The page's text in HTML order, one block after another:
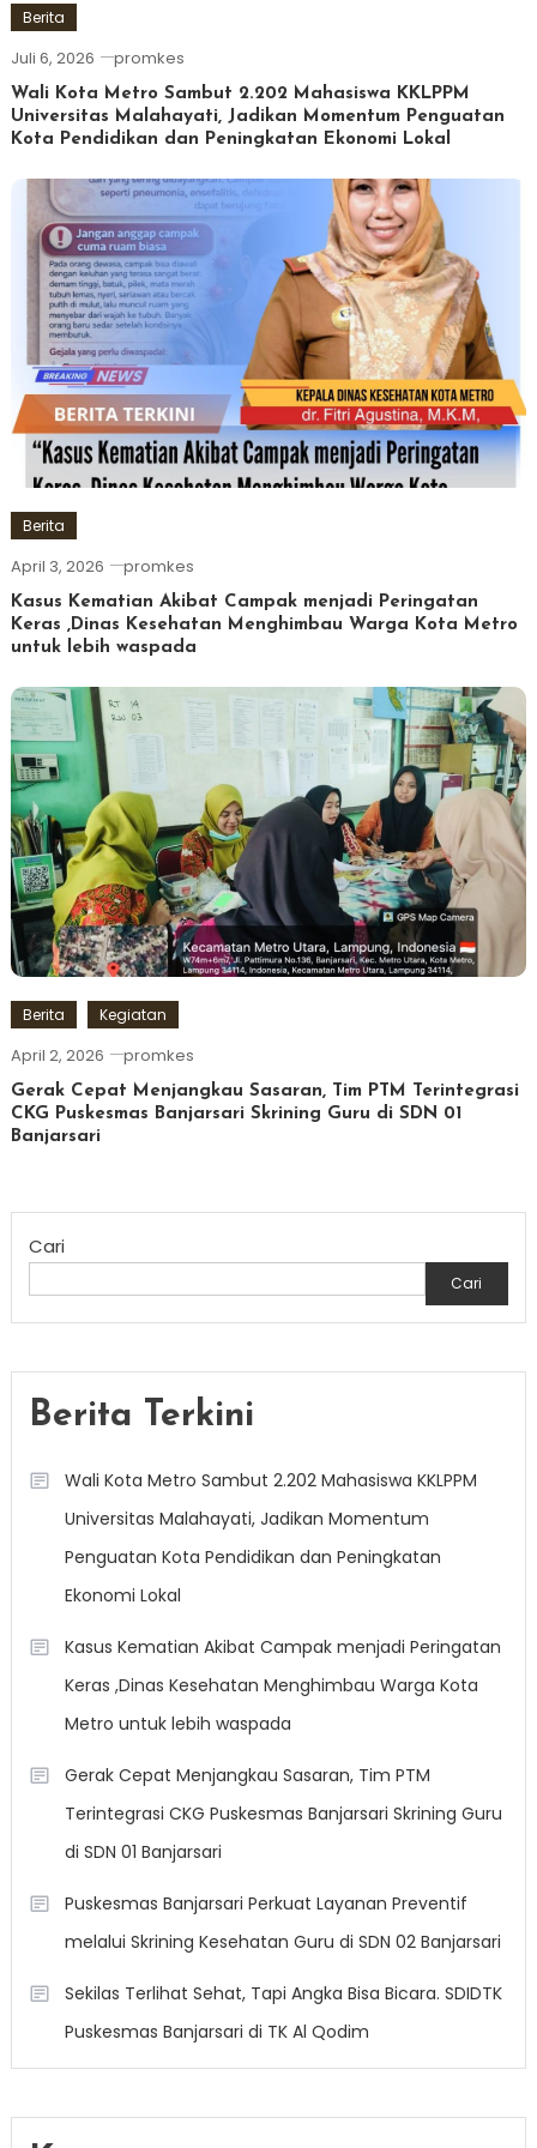
Berita
Juli 6, 2026 promkes
Wali Kota Metro Sambut 2.202 Mahasiswa KKLPPM
Universitas Malahayati, Jadikan Momentum Penguatan
Kota Pendidikan dan Peningkatan Ekonomi Lokal
Berita
April 3, 2026 promkes
Kasus Kematian Akibat Campak menjadi Peringatan
Keras ,Dinas Kesehatan Menghimbau Warga Kota Metro
untuk lebih waspada
Berita Kegiatan
April 2, 2026 promkes
Gerak Cepat Menjangkau Sasaran, Tim PTM Terintegrasi
CKG Puskesmas Banjarsari Skrining Guru di SDN 01
Banjarsari
Cari
Cari
Berita Terkini
Wali Kota Metro Sambut 2.202 Mahasiswa KKLPPM
Universitas Malahayati, Jadikan Momentum
Penguatan Kota Pendidikan dan Peningkatan
Ekonomi Lokal
Kasus Kematian Akibat Campak menjadi Peringatan
Keras ,Dinas Kesehatan Menghimbau Warga Kota
Metro untuk lebih waspada
Gerak Cepat Menjangkau Sasaran, Tim PTM
Terintegrasi CKG Puskesmas Banjarsari Skrining Guru
di SDN 01 Banjarsari
Puskesmas Banjarsari Perkuat Layanan Preventif
melalui Skrining Kesehatan Guru di SDN 02 Banjarsari
Sekilas Terlihat Sehat, Tapi Angka Bisa Bicara. SDIDTK
Puskesmas Banjarsari di TK Al Qodim